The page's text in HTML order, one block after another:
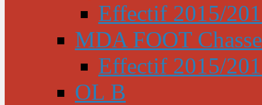
Effectif 2015/
MDA FOOT
Effectif 2015/
OL B